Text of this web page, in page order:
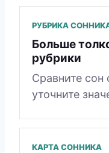
РУБРИКА
Больше
рубрики
Сравните
уточните
КАРТА СОННИКА